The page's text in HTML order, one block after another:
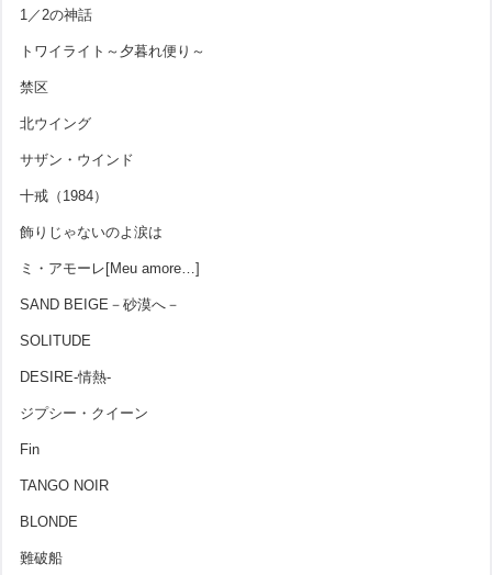
1／2の神話
トワイライト～夕暮れ便り～
禁区
北ウイング
サザン・ウインド
十戒（1984）
飾りじゃないのよ涙は
ミ・アモーレ[Meu amore…]
SAND BEIGE－砂漠へ－
SOLITUDE
DESIRE-情熱-
ジプシー・クイーン
Fin
TANGO NOIR
BLONDE
難破船